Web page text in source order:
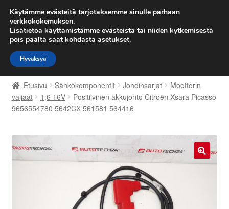
TOIMITUS alkaen 7 EUR
Siirry
navigointiin
Siirry
sisältöön
Etusivu
Kärry
Kuljetus
Maailmanlaajuinen toimitus
Etusivu Sähkökomponentit Johdinsarjat
Moottorin
valjaat
1,6 16V
Positiivinen akkujohto Citroën Xsara Picasso
9656554780 5642CX 561581 564416
🔍
Käytämme evästeitä tarjotaksemme sinulle parhaan
verkkokokemuksen.
Lisätietoa käyttämistämme evästeistä tai niiden kytkemisestä
pois päältä saat kohdasta asetukset.
Hyväksyä